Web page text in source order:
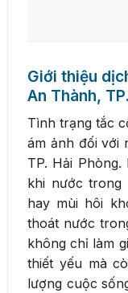
Giới thiệu
An Thành,
Tình trạng tắc
ám ảnh đối với
TP. Hải
khi nước trong
hay mùi hôi
thoát nước
không chỉ làm
thiết yếu mà
lượng cuộc